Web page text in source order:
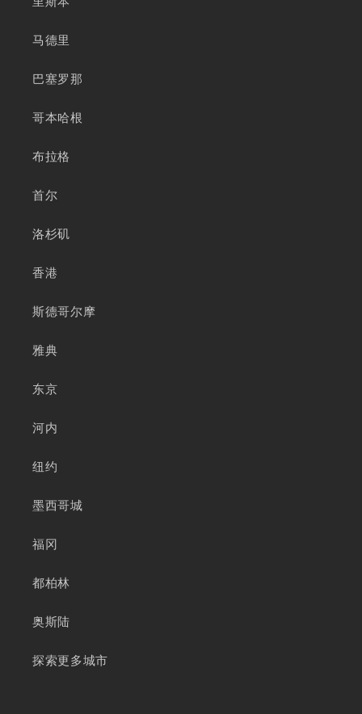
马德里
巴塞罗那
哥本哈根
布拉格
首尔
洛杉矶
香港
斯德哥尔摩
雅典
东京
河内
纽约
墨西哥城
福冈
都柏林
奥斯陆
探索更多城市